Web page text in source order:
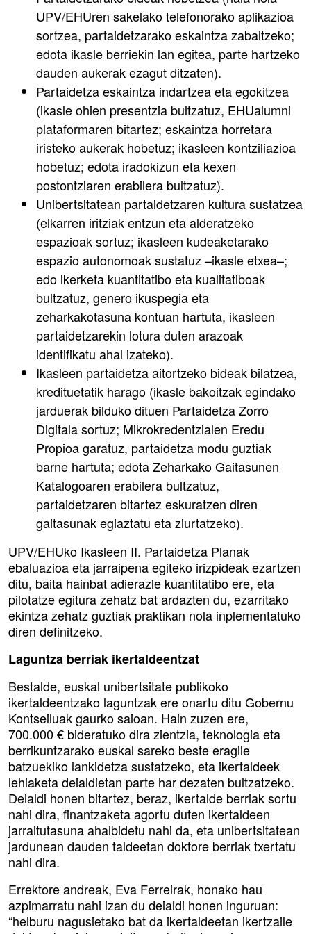
UPV/EHUren sakelako telefonorako aplikazioa
sortzea, partaidetzarako eskaintza zabaltzeko;
edota ikasle berriekin lan egitea, parte hartzeko
dauden aukerak ezagut ditzaten).
Partaidetza eskaintza indartzea eta egokitzea
(ikasle ohien presentzia bultzatuz, EHUalumni
plataformaren bitartez; eskaintza horretara
iristeko aukerak hobetuz; ikasleen kontziliazioa
hobetuz; edota iradokizun eta kexen
postontziaren erabilera bultzatuz).
Unibertsitatean partaidetzaren kultura sustatzea
(elkarren iritziak entzun eta alderatzeko
espazioak sortuz; ikasleen kudeaketarako
espazio autonomoak sustatuz –ikasle etxea–;
edo ikerketa kuantitatibo eta kualitatiboak
bultzatuz, genero ikuspegia eta
zeharkakotasuna kontuan hartuta, ikasleen
partaidetzarekin lotura duten arazoak
identifikatu ahal izateko).
Ikasleen partaidetza aitortzeko bideak bilatzea,
kredituetatik harago (ikasle bakoitzak egindako
jarduerak bilduko dituen Partaidetza Zorro
Digitala sortuz; Mikrokredentzialen Eredu
Propioa garatuz, partaidetza modu guztiak
barne hartuta; edota Zeharkako Gaitasunen
Katalogoaren erabilera bultzatuz,
partaidetzaren bitartez eskuratzen diren
gaitasunak egiaztatu eta ziurtatzeko).
UPV/EHUko Ikasleen II. Partaidetza Planak
ebaluazioa eta jarraipena egiteko irizpideak ezartzen
ditu, baita hainbat adierazle kuantitatibo ere, eta
pilotatze egitura zehatz bat ardazten du, ezarritako
ekintza zehatz guztiak praktikan nola inplementatuko
diren definitzeko.
Laguntza berriak ikertaldeentzat
Bestalde, euskal unibertsitate publikoko
ikertaldeentzako laguntzak ere onartu ditu Gobernu
Kontseiluak gaurko saioan. Hain zuzen ere,
700.000 € bideratuko dira zientzia, teknologia eta
berrikuntzarako euskal sareko beste eragile
batzuekiko lankidetza sustatzeko, eta ikertaldeek
lehiaketa deialdietan parte har dezaten bultzatzeko.
Deialdi honen bitartez, beraz, ikertalde berriak sortu
nahi dira, finantzaketa agortu duten ikertaldeen
jarraitutasuna ahalbidetu nahi da, eta unibertsitatean
jardunean dauden taldeetan doktore berriak txertatu
nahi dira.
Errektore andreak, Eva Ferreirak, honako hau
azpimarratu nahi izan du deialdi honen inguruan:
“helburu nagusietako bat da ikertaldeetan ikertzaile